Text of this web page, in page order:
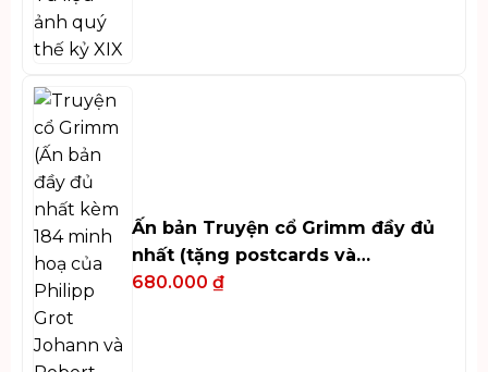
Ấn bản Truyện cổ Grimm đầy đủ
nhất (tặng postcards và
bookmark)
680.000 ₫